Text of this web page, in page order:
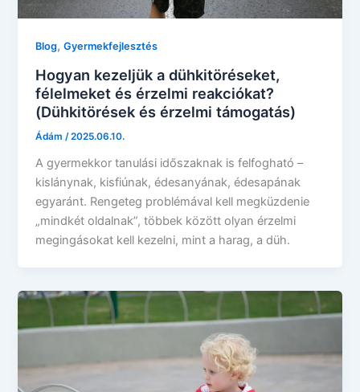
Blog,Gyermekfejlesztés
Hogyan kezeljük a dühkitöréseket,
félelmeket és érzelmi reakciókat?
(Dühkitörések és érzelmi támogatás)
Ádám /2025.06.10.
A gyermekkor tanulási időszaknak is felfogható –
kislánynak, kisfiúnak, édesanyának, édesapának
egyaránt. Rengeteg problémával kell megküzdenie
„mindkét oldalnak”, többek között olyan érzelmi
megingásokat kell kezelni, mint a harag, a düh.